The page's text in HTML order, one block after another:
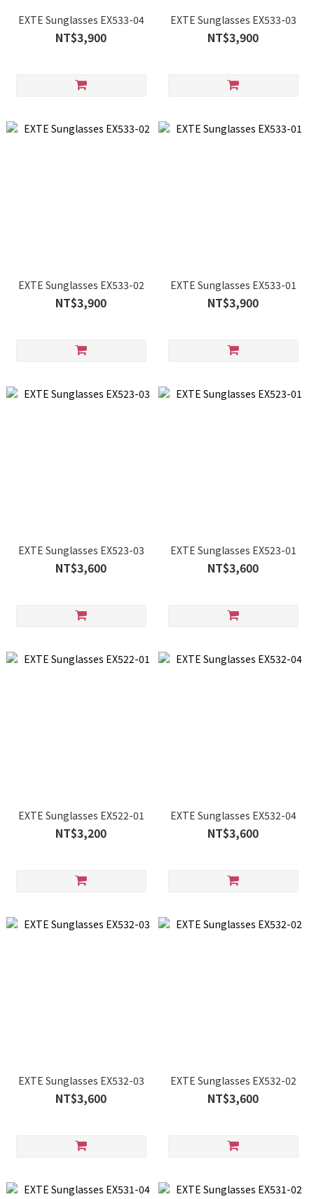
EXTE Sunglasses EX533-04
NT$3,900
EXTE Sunglasses EX533-03
NT$3,900
EXTE Sunglasses EX533-02
NT$3,900
EXTE Sunglasses EX533-01
NT$3,900
EXTE Sunglasses EX523-03
NT$3,600
EXTE Sunglasses EX523-01
NT$3,600
EXTE Sunglasses EX522-01
NT$3,200
EXTE Sunglasses EX532-04
NT$3,600
EXTE Sunglasses EX532-03
NT$3,600
EXTE Sunglasses EX532-02
NT$3,600